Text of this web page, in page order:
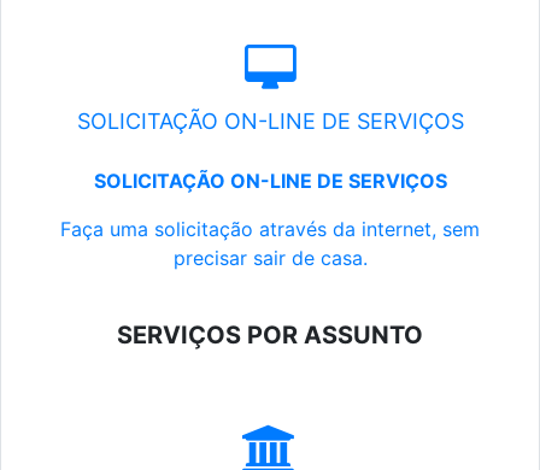
SOLICITAÇÃO ON-LINE DE SERVIÇOS
SOLICITAÇÃO ON-LINE DE SERVIÇOS
Faça uma solicitação através da internet, sem
precisar sair de casa.
SERVIÇOS POR ASSUNTO